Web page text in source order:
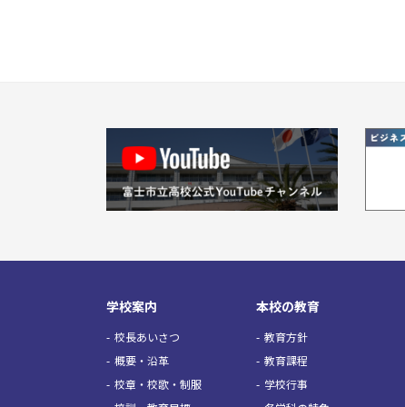
学校案内
校長あいさつ
概要・沿革
校章・校歌・制服
本校の教育
教育方針
教育課程
学校行事